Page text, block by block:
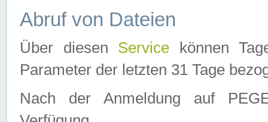
Abruf von Dateien
Über diesen Service können
Parameter der letzten 31 Tage
Nach der Anmeldung auf